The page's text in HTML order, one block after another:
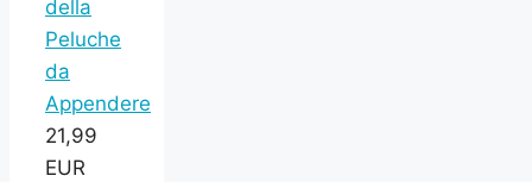
della
Peluche
da
Appendere
21,99
EUR